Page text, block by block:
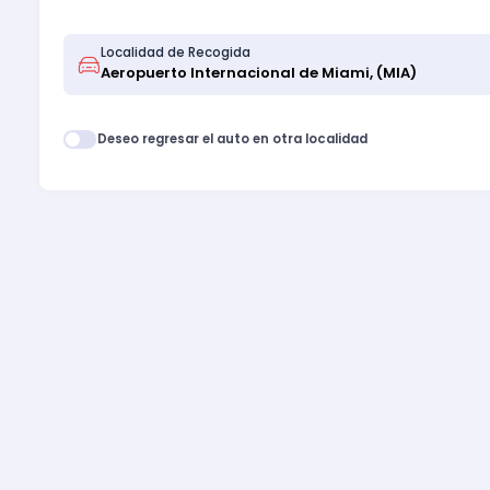
Localidad de Recogida
Deseo regresar el auto en otra localidad